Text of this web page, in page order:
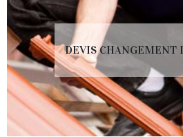
DEVIS CHANGEMENT